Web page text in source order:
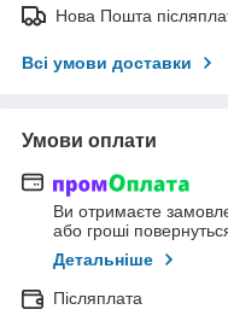
Нова Пошта
Всі умови доставки
Умови оплати
Ви отримаєте
або гроші
Детальніше
Післяплата